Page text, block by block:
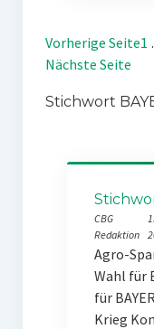
Vorherige Seite1
Nächste Seite
Stichwort
CBG
Redaktion
Agro-
Wahl für
für
Krieg